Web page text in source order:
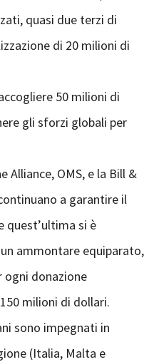
quasi due terzi di
di 20 milioni di
50 milioni di
gli sforzi globali per
Alliance, OMS, e la Bill &
a garantire il
quest’ultima si è
ammontare equiparato,
ogni donazione
milioni di dollari.
sono impegnati in
(Italia, Malta e